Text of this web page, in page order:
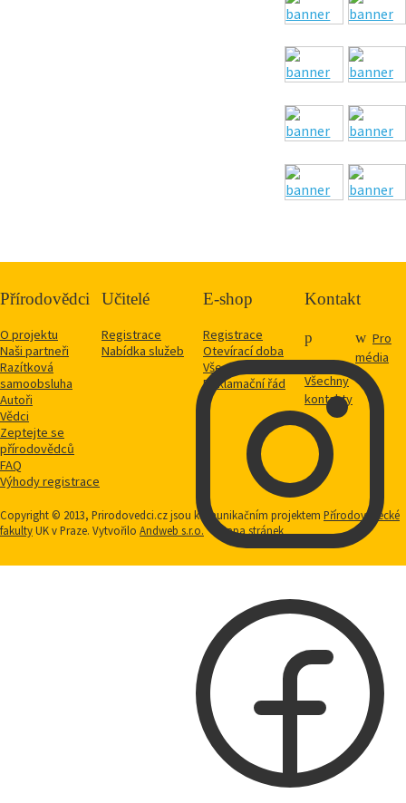
Přírodovědci
O projektu
Naši partneři
Razítková
samoobsluha
Autoři
Vědci
Zeptejte se
přírodovědců
FAQ
Výhody registrace
Učitelé
Registrace
Nabídka služeb
E-shop
Registrace
Otevírací doba
Vše o nákupu
Reklamační řád
Kontakt
Všechny
kontakty
Pro
média
Copyright © 2013, Prirodovedci.cz jsou komunikačním projektem Přírodovědecké
fakultyUK v Praze. Vytvořilo Andweb s.r.o. Mapa stránek